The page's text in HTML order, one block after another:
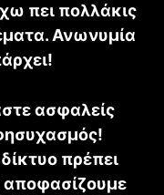
πει πολλάκις
Ανωνυμία
ασφαλείς
πρέπει